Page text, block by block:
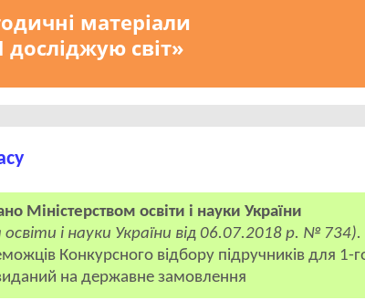
матеріали
досліджую світ»
Міністерством освіти і науки України
і науки України від 06.07.2018 р. № 734).
Конкурсного відбору підручників для 1-
на державне замовлення